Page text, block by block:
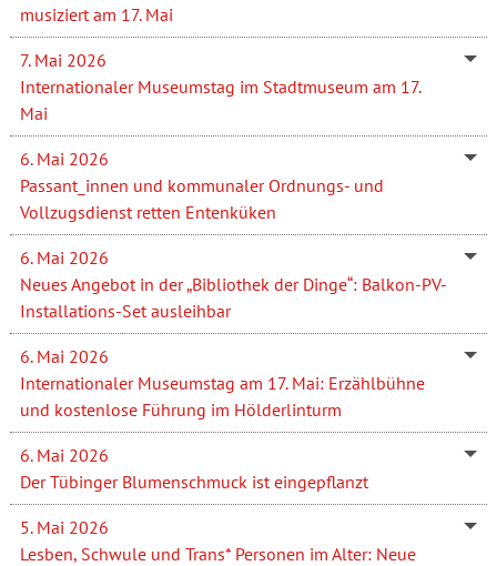
musiziert am 17. Mai
7. Mai 2026
Internationaler Museumstag im Stadtmuseum am 17.
Mai
6. Mai 2026
Passant_innen und kommunaler Ordnungs- und
Vollzugsdienst retten Entenküken
6. Mai 2026
Neues Angebot in der „Bibliothek der Dinge“: Balkon-PV-
Installations-Set ausleihbar
6. Mai 2026
Internationaler Museumstag am 17. Mai: Erzählbühne
und kostenlose Führung im Hölderlinturm
6. Mai 2026
Der Tübinger Blumenschmuck ist eingepflanzt
5. Mai 2026
Lesben, Schwule und Trans* Personen im Alter: Neue